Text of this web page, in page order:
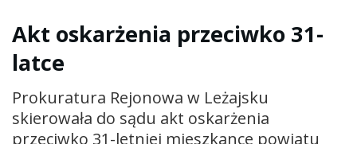
Akt oskarżenia przeciwko 31-
latce
Prokuratura Rejonowa w Leżajsku
skierowała do sądu akt oskarżenia
przeciwko 31-letniej mieszkance powiatu